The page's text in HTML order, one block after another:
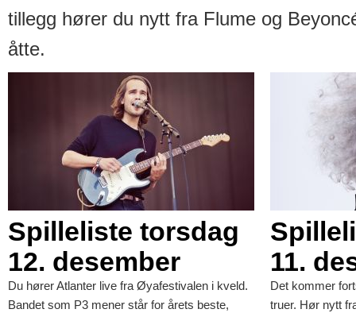
tillegg hører du nytt fra Flume og
åtte.
Spilleliste torsdag
12. desember
Du hører Atlanter live fra Øyafestivalen i kveld.
Bandet som P3 mener står for årets beste,
11.
Det kommer
truer. Hør nytt